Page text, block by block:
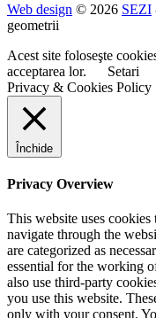
Web design © 2026 SEZI
geometrii
Acest site foloseşte
acceptarea lor.
Setari
Privacy & Cookies Policy
Închide
Privacy Overview
This website uses
navigate through the
are categorized as
essential for the working
also use third-party
you use this website.
only with your consent.